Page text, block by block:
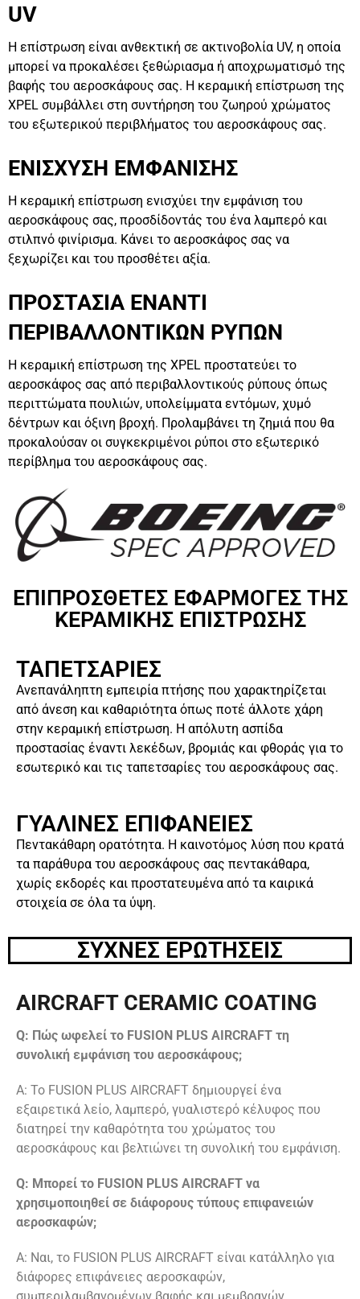
UV
Η επίστρωση είναι ανθεκτική σε ακτινοβολία UV, η οποία
μπορεί να προκαλέσει ξεθώριασμα ή αποχρωματισμό της
βαφής του αεροσκάφους σας. Η κεραμική επίστρωση της
XPEL συμβάλλει στη συντήρηση του ζωηρού χρώματος
του εξωτερικού περιβλήματος του αεροσκάφους σας.
ΕΝΙΣΧΥΣΗ ΕΜΦΑΝΙΣΗΣ
Η κεραμική επίστρωση ενισχύει την εμφάνιση του
αεροσκάφους σας, προσδίδοντάς του ένα λαμπερό και
στιλπνό φινίρισμα. Κάνει το αεροσκάφος σας να
ξεχωρίζει και του προσθέτει αξία.
ΠΡΟΣΤΑΣΙΑ ΕΝΑΝΤΙ
ΠΕΡΙΒΑΛΛΟΝΤΙΚΩΝ ΡΥΠΩΝ
Η κεραμική επίστρωση της XPEL προστατεύει το
αεροσκάφος σας από περιβαλλοντικούς ρύπους όπως
περιττώματα πουλιών, υπολείμματα εντόμων, χυμό
δέντρων και όξινη βροχή. Προλαμβάνει τη ζημιά που θα
προκαλούσαν οι συγκεκριμένοι ρύποι στο εξωτερικό
περίβλημα του αεροσκάφους σας.
ΕΠΙΠΡΟΣΘΕΤΕΣ ΕΦΑΡΜΟΓΕΣ ΤΗΣ
ΚΕΡΑΜΙΚΗΣ ΕΠΙΣΤΡΩΣΗΣ
ΤΑΠΕΤΣΑΡΙΕΣ
Ανεπανάληπτη εμπειρία πτήσης που χαρακτηρίζεται
από άνεση και καθαριότητα όπως ποτέ άλλοτε χάρη
στην κεραμική επίστρωση. Η απόλυτη ασπίδα
προστασίας έναντι λεκέδων, βρομιάς και φθοράς για το
εσωτερικό και τις ταπετσαρίες του αεροσκάφους σας.
ΓΥΑΛΙΝΕΣ ΕΠΙΦΑΝΕΙΕΣ
Πεντακάθαρη ορατότητα. Η καινοτόμος λύση που κρατά
τα παράθυρα του αεροσκάφους σας πεντακάθαρα,
χωρίς εκδορές και προστατευμένα από τα καιρικά
στοιχεία σε όλα τα ύψη.
ΣΥΧΝΕΣ ΕΡΩΤΗΣΕΙΣ
AIRCRAFT CERAMIC COATING
Q: Πώς ωφελεί το FUSION PLUS AIRCRAFT τη
συνολική εμφάνιση του αεροσκάφους;
A: Το FUSION PLUS AIRCRAFT δημιουργεί ένα
εξαιρετικά λείο, λαμπερό, γυαλιστερό κέλυφος που
διατηρεί την καθαρότητα του χρώματος του
αεροσκάφους και βελτιώνει τη συνολική του εμφάνιση.
Q: Μπορεί το FUSION PLUS AIRCRAFT να
χρησιμοποιηθεί σε διάφορους τύπους επιφανειών
αεροσκαφών;
A: Ναι, το FUSION PLUS AIRCRAFT είναι κατάλληλο για
διάφορες επιφάνειες αεροσκαφών,